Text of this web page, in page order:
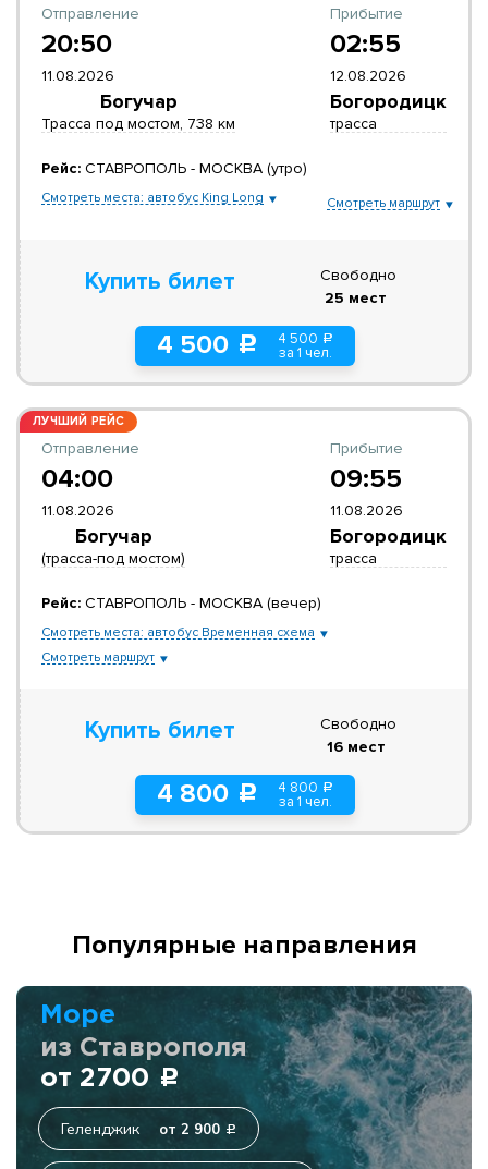
Отправление
20:50
11.08.2026
Богучар
Трасса под мостом, 738 км
Прибытие
02:55
12.08.2026
Богородицк
трасса
Рейс: СТАВРОПОЛЬ - МОСКВА (утро)
Смотреть места: автобус King Long Смотреть маршрут
Купить билет
4 500 c 4 500 a
за 1 чел.
Свободно
25 мест
ЛУЧШИЙ РЕЙС
Отправление
04:00
11.08.2026
Богучар
(трасса-под мостом)
Прибытие
09:55
11.08.2026
Богородицк
трасса
Рейс: СТАВРОПОЛЬ - МОСКВА (вечер)
Смотреть места: автобус Временная схема
Смотреть маршрут
Купить билет
4 800 c 4 800 a
за 1 чел.
Свободно
16 мест
Популярные направления
Море
из Ставрополя
от 2700 c
Геленджик от 2 900 c